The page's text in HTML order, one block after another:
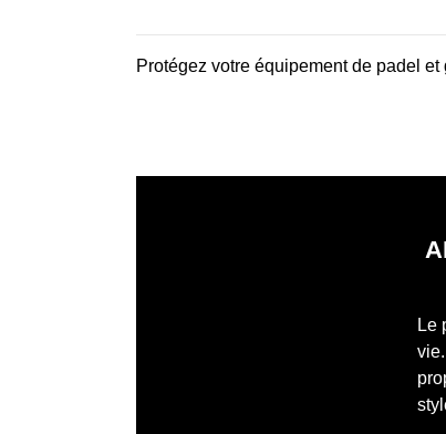
Protégez votre équipement de padel
Le